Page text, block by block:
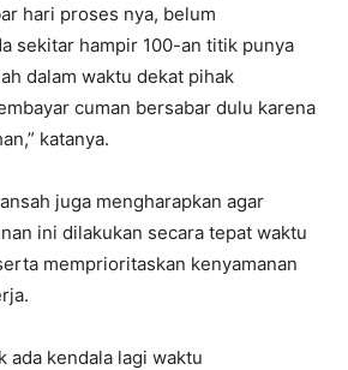
hari proses nya, belum
sekitar hampir 100-an titik punya
dalam waktu dekat pihak
cuman bersabar dulu karena
katanya.
juga mengharapkan agar
ini dilakukan secara tepat waktu
memprioritaskan kenyamanan
ada kendala lagi waktu